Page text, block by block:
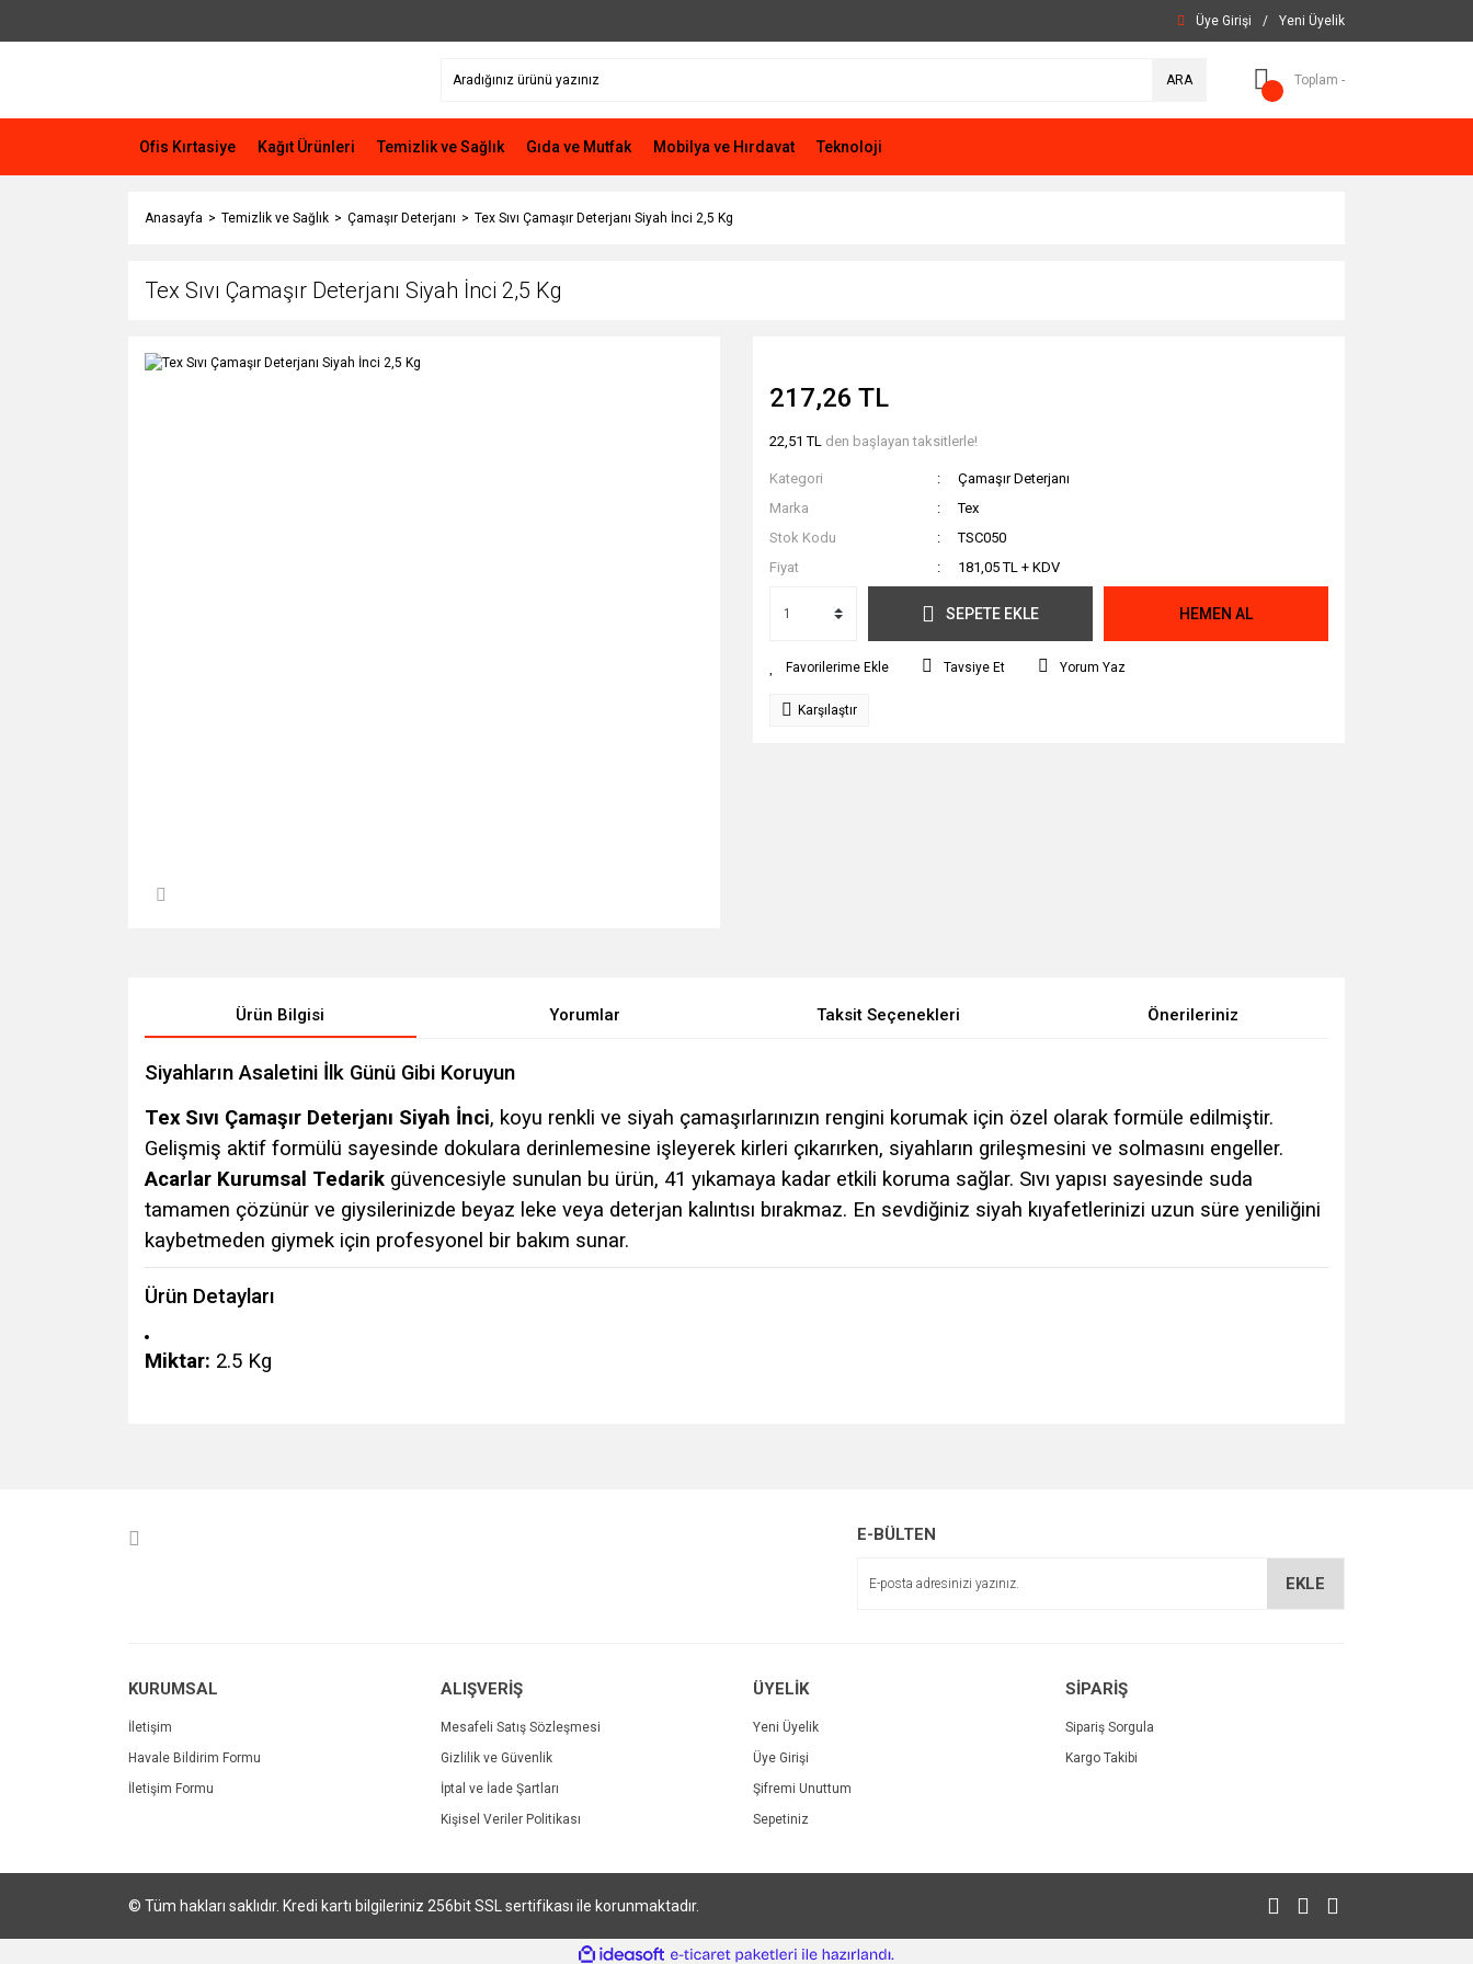
Üye Girişi / Yeni Üyelik
ARA Toplam -
Ofis Kırtasiye Kağıt Ürünleri Temizlik ve Sağlık Gıda ve Mutfak Mobilya ve Hırdavat Teknoloji
Anasayfa Temizlik ve Sağlık Çamaşır Deterjanı Tex Sıvı Çamaşır Deterjanı Siyah İnci 2,5 Kg
Tex Sıvı Çamaşır Deterjanı Siyah İnci 2,5 Kg
217,26 TL
22,51 TL den başlayan taksitlerle!
Kategori
Çamaşır Deterjanı
Marka
Tex
Stok Kodu
TSC050
Fiyat
181,05 TL + KDV
SEPETE EKLE HEMEN AL
Tavsiye Et Yorum Yaz
Karşılaştır
Ürün Bilgisi Yorumlar Taksit Seçenekleri Önerileriniz
Siyahların Asaletini İlk Günü Gibi Koruyun
Tex Sıvı Çamaşır Deterjanı Siyah İnci, koyu renkli ve siyah çamaşırlarınızın rengini korumak için özel olarak formüle edilmiştir.
Gelişmiş aktif formülü sayesinde dokulara derinlemesine işleyerek kirleri çıkarırken, siyahların grileşmesini ve solmasını engeller.
Acarlar Kurumsal Tedarik güvencesiyle sunulan bu ürün, 41 yıkamaya kadar etkili koruma sağlar. Sıvı yapısı sayesinde suda
tamamen çözünür ve giysilerinizde beyaz leke veya deterjan kalıntısı bırakmaz. En sevdiğiniz siyah kıyafetlerinizi uzun süre yeniliğini
kaybetmeden giymek için profesyonel bir bakım sunar.
Ürün Detayları
Miktar: 2.5 Kg
E-BÜLTEN
EKLE
KURUMSAL
İletişim
Havale Bildirim Formu
İletişim Formu
ALIŞVERİŞ
Mesafeli Satış Sözleşmesi
Gizlilik ve Güvenlik
İptal ve İade Şartları
Kişisel Veriler Politikası
ÜYELİK
Yeni Üyelik
Üye Girişi
Şifremi Unuttum
Sepetiniz
SİPARİŞ
Sipariş Sorgula
Kargo Takibi
© Tüm hakları saklıdır. Kredi kartı bilgileriniz 256bit SSL sertifikası ile korunmaktadır.
ideasoft e-